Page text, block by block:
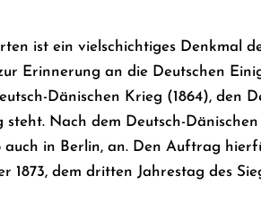
ist ein vielschichtiges Denkmal
Erinnerung an die Deutschen
Dänischen Krieg (1864), den
steht. Nach dem Deutsch-
auch in Berlin, an. Den Auftrag
1873, dem dritten Jahrestag des